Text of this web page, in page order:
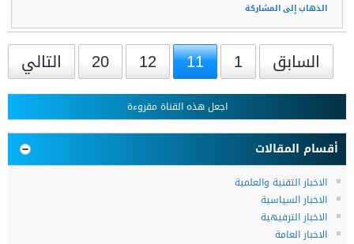
الذهاب إلى المشاركة
السابق 1
11
12
20 التالي
اجعل هذه القناة مقروءة
أقسام المقالات
الاخبار التقنية والعلمية
الاخبار السياسية
الاخبار الترفيهية
الاخبار العامة